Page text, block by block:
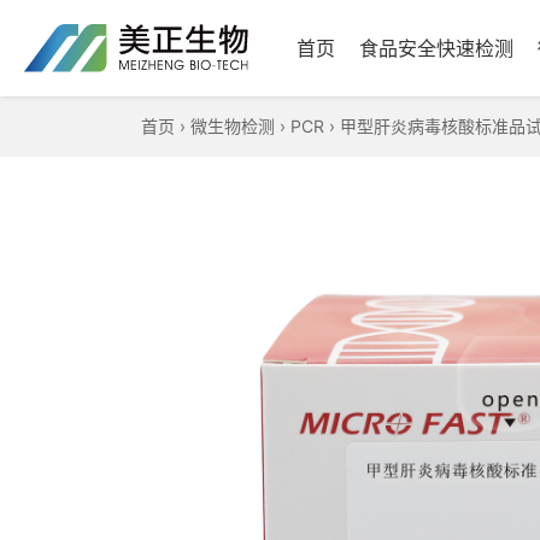
首页 食品安全快速检测
首页 › 微生物检测 › PCR › 甲型肝炎病毒核酸标准品